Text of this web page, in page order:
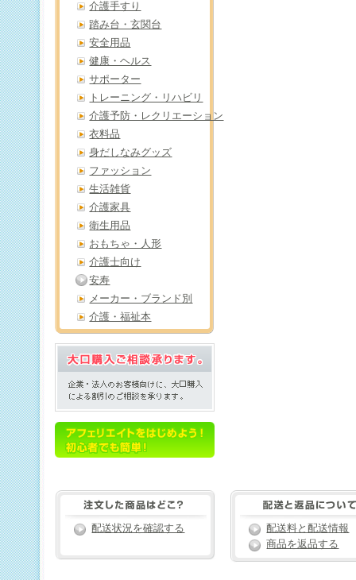
介護手すり
踏み台・玄関台
安全用品
健康・ヘルス
サポーター
トレーニング・リハビリ
介護予防・レクリエーション
衣料品
身だしなみグッズ
ファッション
生活雑貨
介護家具
衛生用品
おもちゃ・人形
介護士向け
安寿
メーカー・ブランド別
介護・福祉本
配送状況を確認する
配送料と配送情報
商品を返品する